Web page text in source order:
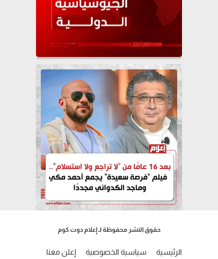
حقوق النشر محفوظة لـ إعلام دوت كوم
الرئيسية سياسية الخصوصية إعلن معنا